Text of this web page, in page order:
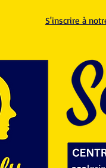
S'inscrire à